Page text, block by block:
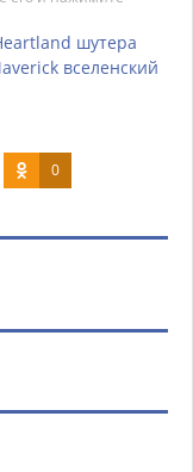
шутера
вселенский
0